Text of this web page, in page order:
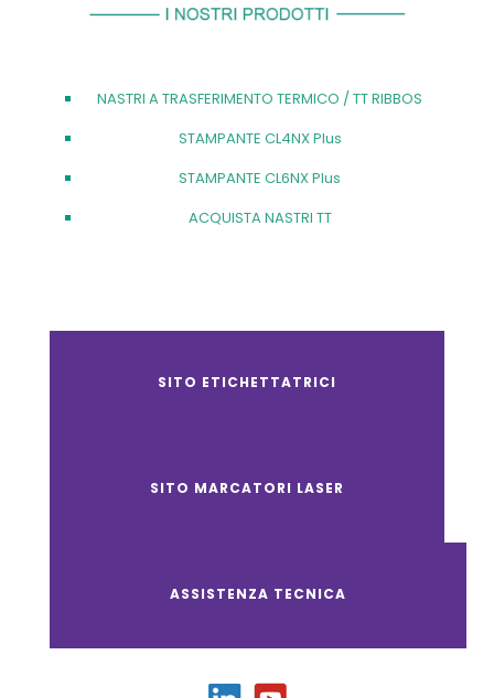
NASTRI A TRASFERIMENTO TERMICO / TT RIBBOS
STAMPANTE CL4NX Plus
STAMPANTE CL6NX Plus
ACQUISTA NASTRI TT
SITO ETICHETTATRICI
SITO MARCATORI LASER
ASSISTENZA TECNICA